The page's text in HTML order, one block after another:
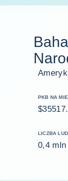
PKB NA
LICZBA
0,4 mln